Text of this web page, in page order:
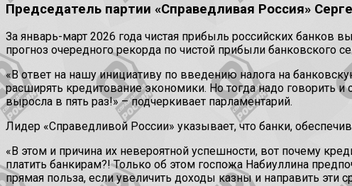
Председатель партии «Справедливая Россия»
За январь-март 2026 года чистая прибыль российских банков
прогноз очередного рекорда по чистой прибыли банковского
«В ответ на нашу инициативу по введению налога на
расширять кредитование экономики. Но тогда надо говорить и
выросла в пять раз!» – подчеркивает парламентарий.
Лидер «Справедливой России» указывает, что банки,
«В этом и причина их невероятной успешности, вот почему
платить банкирам?! Только об этом госпожа Набиуллина
прямая польза, если увеличить доходы казны и направить